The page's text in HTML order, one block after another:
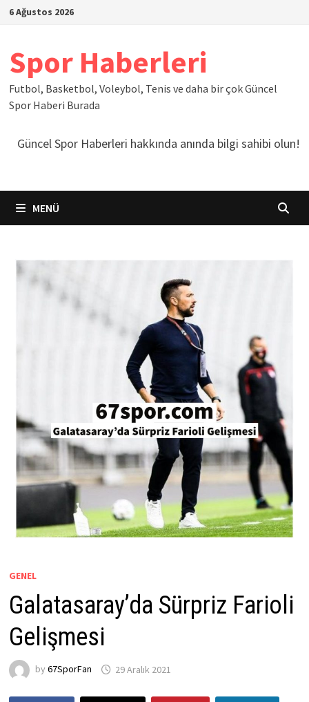
İçeriğe
6 Ağustos 2026
Spor Haberleri
Futbol, Basketbol, Voleybol, Tenis ve daha bir çok Güncel
Spor Haberi Burada
Güncel Spor Haberleri hakkında anında bilgi sahibi olun!
MENÜ
GENEL
Galatasaray’da Sürpriz Farioli
Gelişmesi
by 67SporFan 29 Aralık 2021